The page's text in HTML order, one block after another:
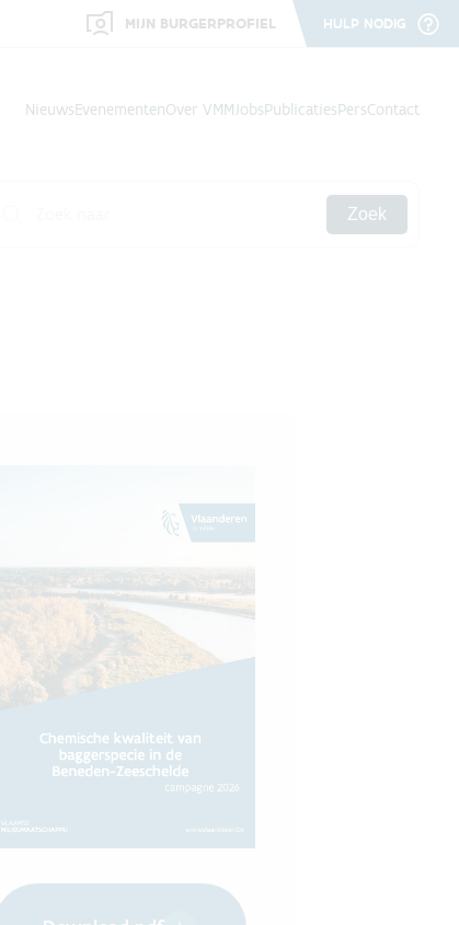
MIJN BURGERPROFIEL HULP NODIG
NieuwsEvenementenOver VMMJobsPublicatiesPersContact
Zoek